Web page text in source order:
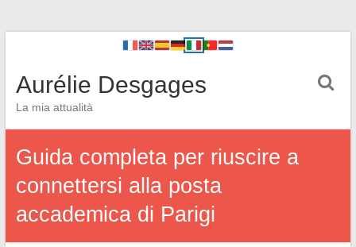
Aurélie Desgages
La mia attualità
Guida completa per riuscire a
connettersi alla posta
accademica di Parigi